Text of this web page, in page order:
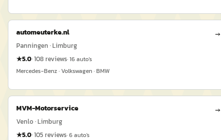
automeuterke.nl →
Panningen · Limburg
★5.0·108 reviews·16auto's
Mercedes-Benz · Volkswagen · BMW
MVM-Motorservice →
Venlo · Limburg
★5.0·105 reviews·6auto's